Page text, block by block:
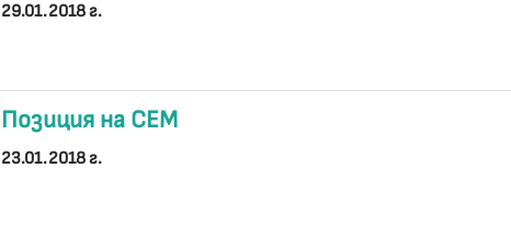
29.01.2018 г.
Позиция на СЕМ
23.01.2018 г.